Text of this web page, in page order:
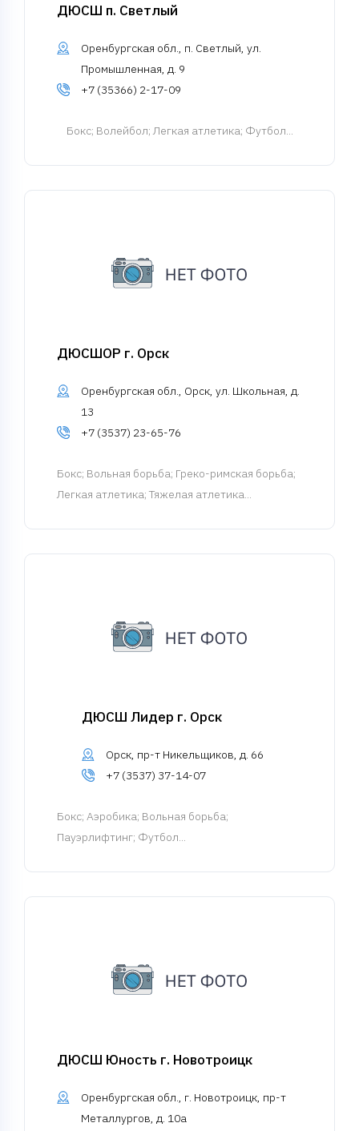
ДЮСШ п. Светлый
Оренбургская обл., п. Светлый, ул.
Промышленная, д. 9
+7 (35366) 2-17-09
Бокс; Волейбол; Легкая атлетика; Футбол...
ДЮСШОР г. Орск
Оренбургская обл., Орск, ул. Школьная, д.
13
+7 (3537) 23-65-76
Бокс; Вольная борьба; Греко-римская борьба;
Легкая атлетика; Тяжелая атлетика...
ДЮСШ Лидер г. Орск
Орск, пр-т Никельщиков, д. 66
+7 (3537) 37-14-07
Бокс; Аэробика; Вольная борьба;
Пауэрлифтинг; Футбол...
ДЮСШ Юность г. Новотроицк
Оренбургская обл., г. Новотроицк, пр-т
Металлургов, д. 10а